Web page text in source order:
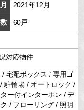
2021年12月
60戸
対応物件
宅配ボックス / 専用ゴ
駐輪場 / オートロック /
ー付インターホン / デ
/ フローリング / 照明